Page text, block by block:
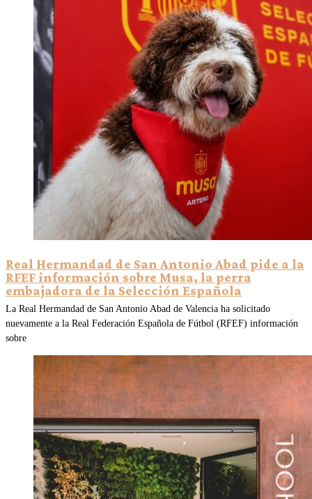
Real Hermandad de San Antonio Abad pide a la
RFEF información sobre Musa, la perra
embajadora de la Selección Española
La Real Hermandad de San Antonio Abad de Valencia ha solicitado
nuevamente a la Real Federación Española de Fútbol (RFEF) información
sobre